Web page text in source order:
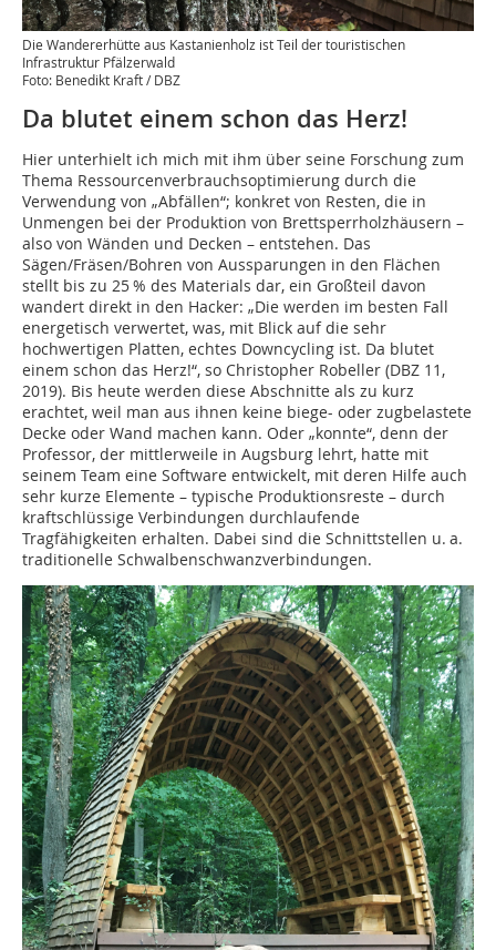
Die Wandererhütte aus Kastanienholz ist Teil der touristischen
Infrastruktur Pfälzerwald
Foto: Benedikt Kraft / DBZ
Da blutet einem schon das Herz!
Hier unterhielt ich mich mit ihm über seine Forschung zum
Thema Ressourcenverbrauchsoptimierung durch die
Verwendung von „Abfällen“; konkret von Resten, die in
Unmengen bei der Produktion von Brettsperrholzhäusern –
also von Wänden und Decken – entstehen. Das
Sägen/Fräsen/Bohren von Aussparungen in den Flächen
stellt bis zu 25 % des Materials dar, ein Großteil davon
wandert direkt in den Hacker: „Die werden im besten Fall
energetisch verwertet, was, mit Blick auf die sehr
hochwertigen Platten, echtes Downcycling ist. Da blutet
einem schon das Herz!“, so Christopher Robeller (DBZ 11,
2019). Bis heute werden diese Abschnitte als zu kurz
erachtet, weil man aus ihnen keine biege- oder zugbelastete
Decke oder Wand machen kann. Oder „konnte“, denn der
Professor, der mittlerweile in Augsburg lehrt, hatte mit
seinem Team eine Software entwickelt, mit deren Hilfe auch
sehr kurze Elemente – typische Produktionsreste – durch
kraftschlüssige Verbindungen durchlaufende
Tragfähigkeiten erhalten. Dabei sind die Schnittstellen u. a.
traditionelle Schwalbenschwanzverbindungen.